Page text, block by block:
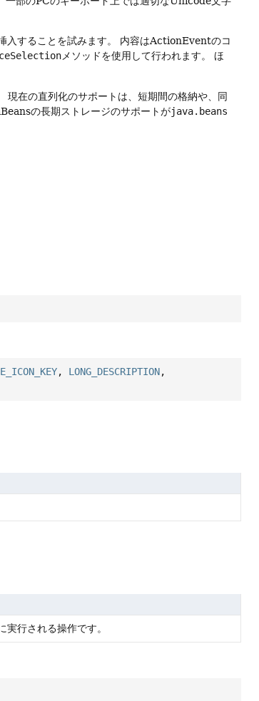
することを試みます。
内容はActionEventのコ
メソッドを使用して行われます。
ほ
現在の直列化のサポートは、短期間の格納や、同
の長期ストレージのサポートがjava.beans
, LONG_DESCRIPTION,
行される操作です。